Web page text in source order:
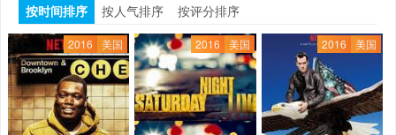
按时间排序
按人气排序 按评分排序
2016 美国 2016 美国 2016 美国